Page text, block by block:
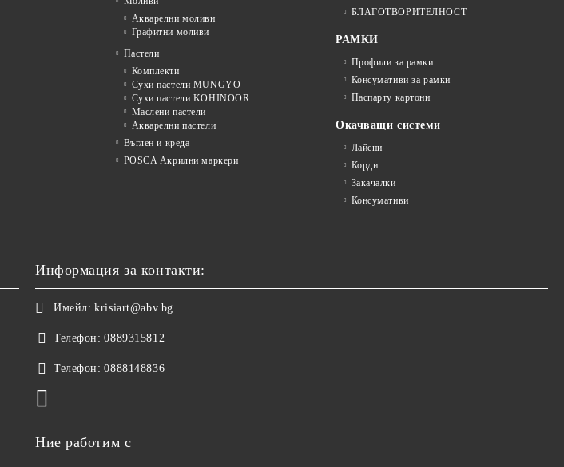
Акварелни моливи
Графитни моливи
Пастели
Комплекти
Сухи пастели MUNGYO
Сухи пастели KOHINOOR
Маслени пастели
Акварелни пастели
Въглен и креда
POSCA Акрилни маркери
БЛАГОТВОРИТЕЛНОСТ
РАМКИ
Профили за рамки
Консумативи за рамки
Паспарту картони
Окачващи системи
Лайсни
Корди
Закачалки
Консумативи
Информация за контакти:
Имейл: krisiart@abv.bg
Телефон: 0889315812
Телефон: 0888148836
Ние работим с